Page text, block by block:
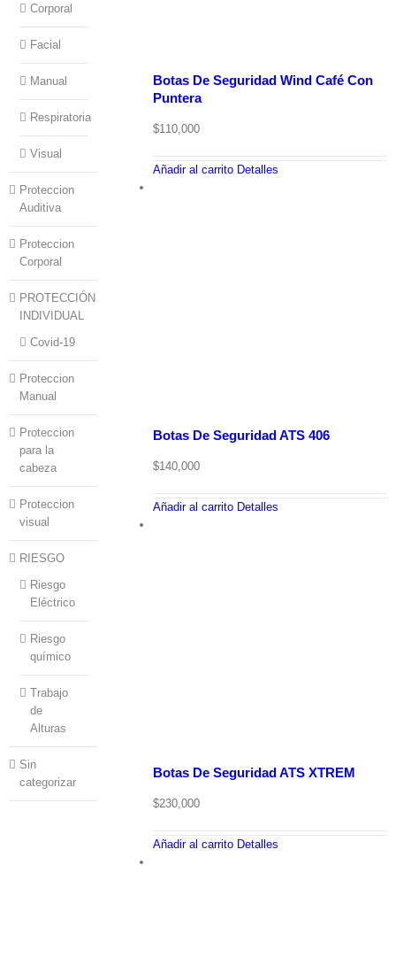
Botas De Seguridad Wind Café Con
Puntera
$110,000
Añadir al carrito Detalles
Botas De Seguridad ATS 406
$140,000
Añadir al carrito Detalles
Botas De Seguridad ATS XTREM
$230,000
Añadir al carrito Detalles
Corporal
Facial
Manual
Respiratoria
Visual
Proteccion
Auditiva
Proteccion
Corporal
PROTECCIÓN
INDIVIDUAL
Covid-19
Proteccion
Manual
Proteccion
para la
cabeza
Proteccion
visual
RIESGO
Riesgo
Eléctrico
Riesgo
químico
Trabajo
de
Alturas
Sin
categorizar